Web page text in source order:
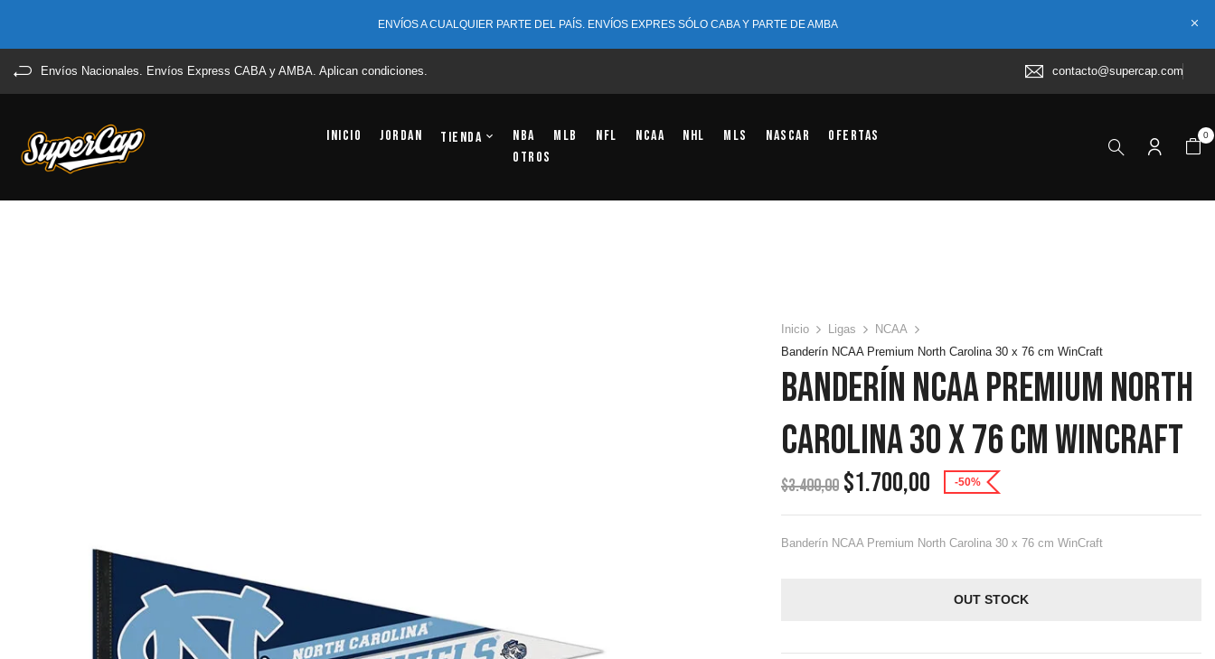
ENVÍOS A CUALQUIER PARTE DEL PAÍS. ENVÍOS EXPRES SÓLO CABA Y PARTE DE AMBA
Envíos Nacionales. Envíos Express CABA y AMBA. Aplican condiciones. contacto@supercap.com
Inicio Jordan Tienda NBA MLB NFL NCAA NHL MLS NASCAR
Ofertas
OTROS
0
Inicio Ligas
NCAA
Banderín NCAA Premium North Carolina 30 x 76 cm WinCraft
Banderín NCAA Premium North
Carolina 30 X 76 Cm WinCraft
$3.400,00 $1.700,00 -50%
Banderín NCAA Premium North Carolina 30 x 76 cm WinCraft
OUT STOCK